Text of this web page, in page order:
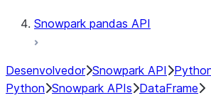
Snowpark pandas API
Desenvolvedor Snowpark API
Python Snowpark APIs DataFrame